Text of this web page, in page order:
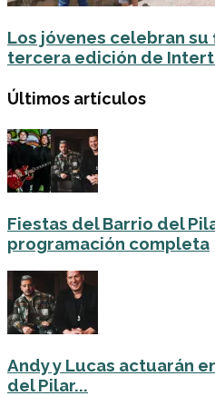
Los jóvenes celebran
tercera edición de
Últimos artículos
Fiestas del Barrio del
programación completa
Andy y Lucas actuarán
del Pilar...